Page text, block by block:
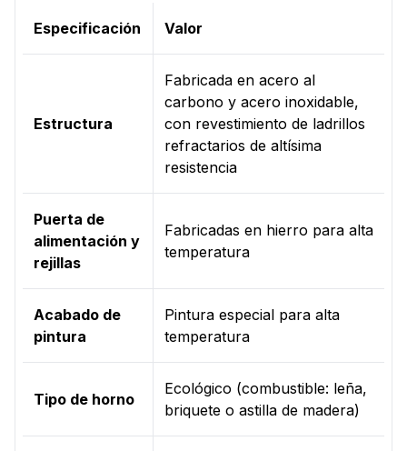
Especificación Valor
Estructura
Fabricada en acero al
carbono y acero inoxidable,
con revestimiento de ladrillos
refractarios de altísima
resistencia
Puerta de
alimentación y
rejillas
Fabricadas en hierro para alta
temperatura
Acabado de
pintura
Pintura especial para alta
temperatura
Tipo de horno
Ecológico (combustible: leña,
briquete o astilla de madera)